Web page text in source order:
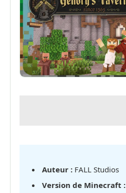
Auteur : FALL Studios
Version de Minecraft :